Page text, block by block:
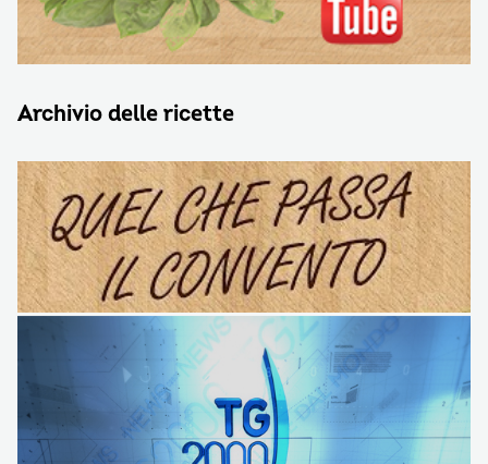
Archivio delle ricette